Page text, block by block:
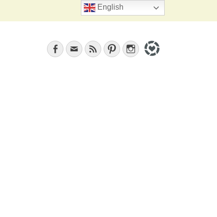
Search
Facebook
EmailFeed PinterestInstagram
English